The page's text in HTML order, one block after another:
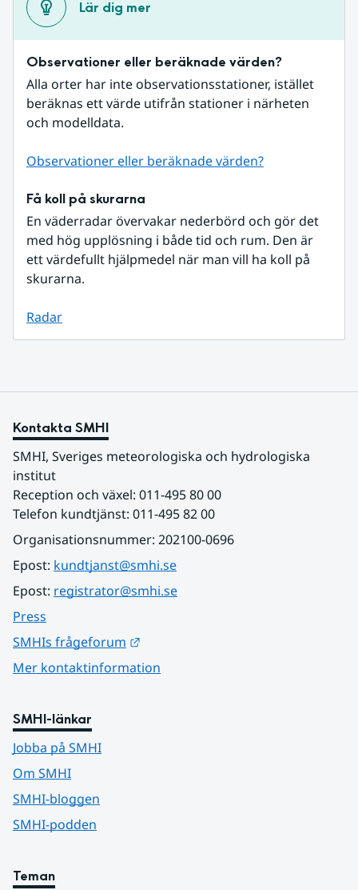
Lär dig mer
Observationer eller beräknade värden?
Alla orter har inte observationsstationer, istället
beräknas ett värde utifrån stationer i närheten
och modelldata.
Observationer eller beräknade värden?
Få koll på skurarna
En väderradar övervakar nederbörd och gör det
med hög upplösning i både tid och rum. Den är
ett värdefullt hjälpmedel när man vill ha koll på
skurarna.
Radar
Kontakta SMHI
SMHI, Sveriges meteorologiska och hydrologiska
institut
Reception och växel: 011-495 80 00
Telefon kundtjänst: 011-495 82 00
Organisationsnummer: 202100-0696
Epost: kundtjanst@smhi.se
Epost: registrator@smhi.se
Press
SMHIs frågeforum
Mer kontaktinformation
SMHI-länkar
Jobba på SMHI
Om SMHI
SMHI-bloggen
SMHI-podden
Teman